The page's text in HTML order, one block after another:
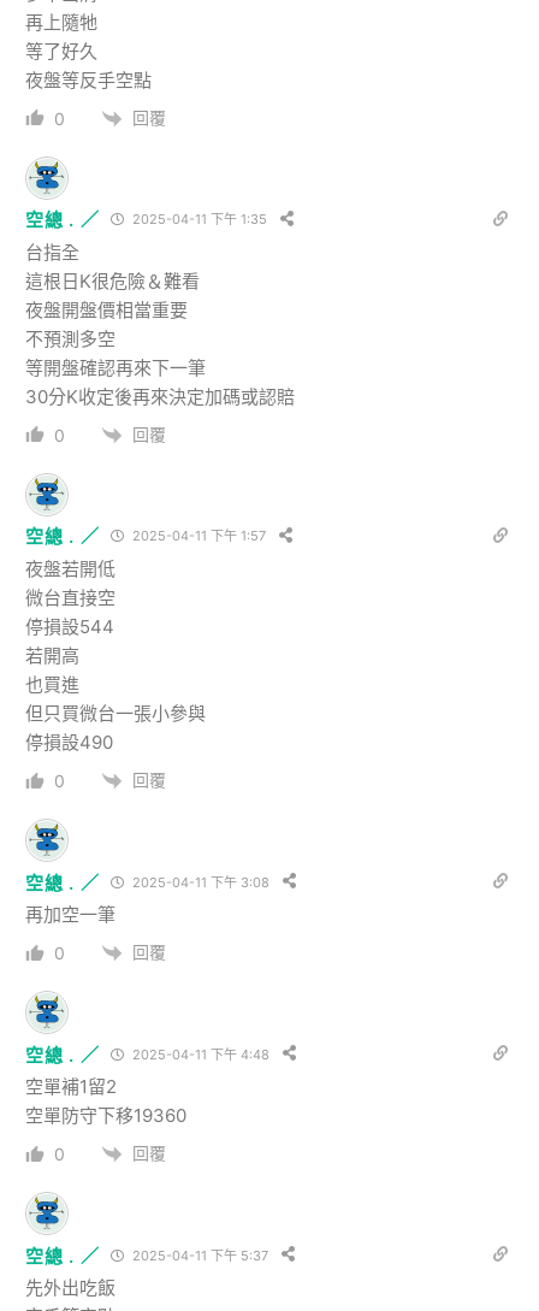
再上隨牠
等了好久
夜盤等反手空點
0 回覆
空總 . ／ 2025-04-11 下午 1:35
台指全
這根日K很危險＆難看
夜盤開盤價相當重要
不預測多空
等開盤確認再來下一筆
30分K收定後再來決定加碼或認賠
0 回覆
空總 . ／ 2025-04-11 下午 1:57
夜盤若開低
微台直接空
停損設544
若開高
也買進
但只買微台一張小參與
停損設490
0 回覆
空總 . ／ 2025-04-11 下午 3:08
再加空一筆
0 回覆
空總 . ／ 2025-04-11 下午 4:48
空單補1留2
空單防守下移19360
0 回覆
空總 . ／ 2025-04-11 下午 5:37
先外出吃飯